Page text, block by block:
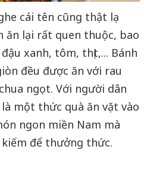
cái tên cũng thật lạ
ăn lại rất quen thuộc, bao
xanh, tôm, thịt,... Bánh
đều được ăn với rau
ngọt. Với người dân
một thức quà ăn vặt vào
ngon miền Nam mà
để thưởng thức.